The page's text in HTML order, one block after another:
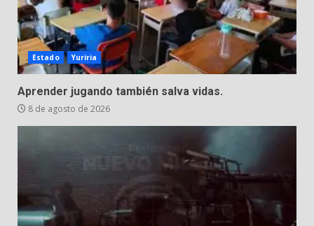
Estado Yuriria
Aprender jugando también salva vidas.
8 de agosto de 2026